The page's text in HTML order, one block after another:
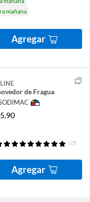
mañana
Agregar
de Fragua
(25)
Agregar